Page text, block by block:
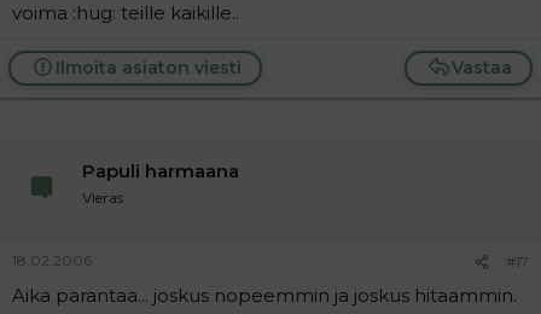
voima :hug: teille kaikille..
Vastaa
Ilmoita asiaton viesti
Papuli harmaana
Vieras
18.02.2006 #17
Aika parantaa... joskus nopeemmin ja joskus hitaammin.